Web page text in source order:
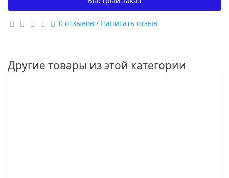
0 отзывов / Написать отзыв
Другие товары из этой категории